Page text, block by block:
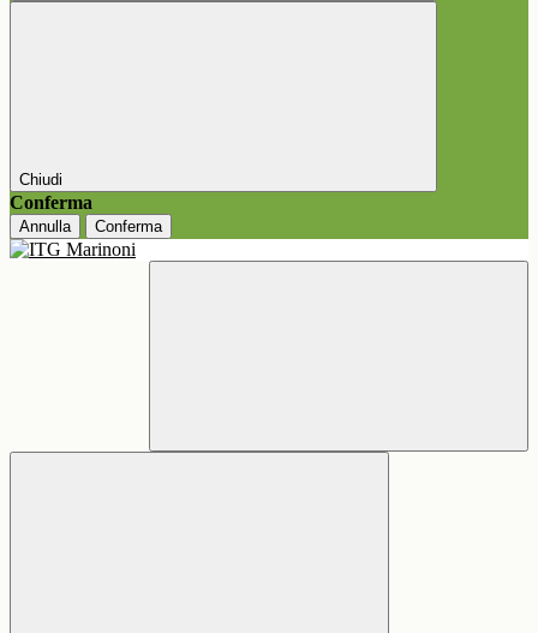
Chiudi
Conferma
Annulla Conferma